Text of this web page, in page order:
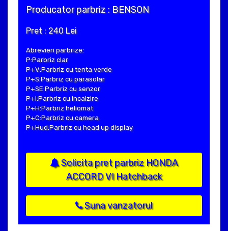
Producator parbriz : BENSON
Pret : 240 Lei
Abrevieri parbrize:
P:Parbriz clar
P+V:Parbriz cu tenta verde
P+S:Parbriz cu parasolar
P+SE:Parbriz cu senzor
P+I:Parbriz cu incalzire
P+H:Parbriz heliomat
P+C:Parbriz cu camera
P+Hud:Parbriz cu head up display
Solicita pret parbriz HONDA
ACCORD VI Hatchback
Suna vanzatorul